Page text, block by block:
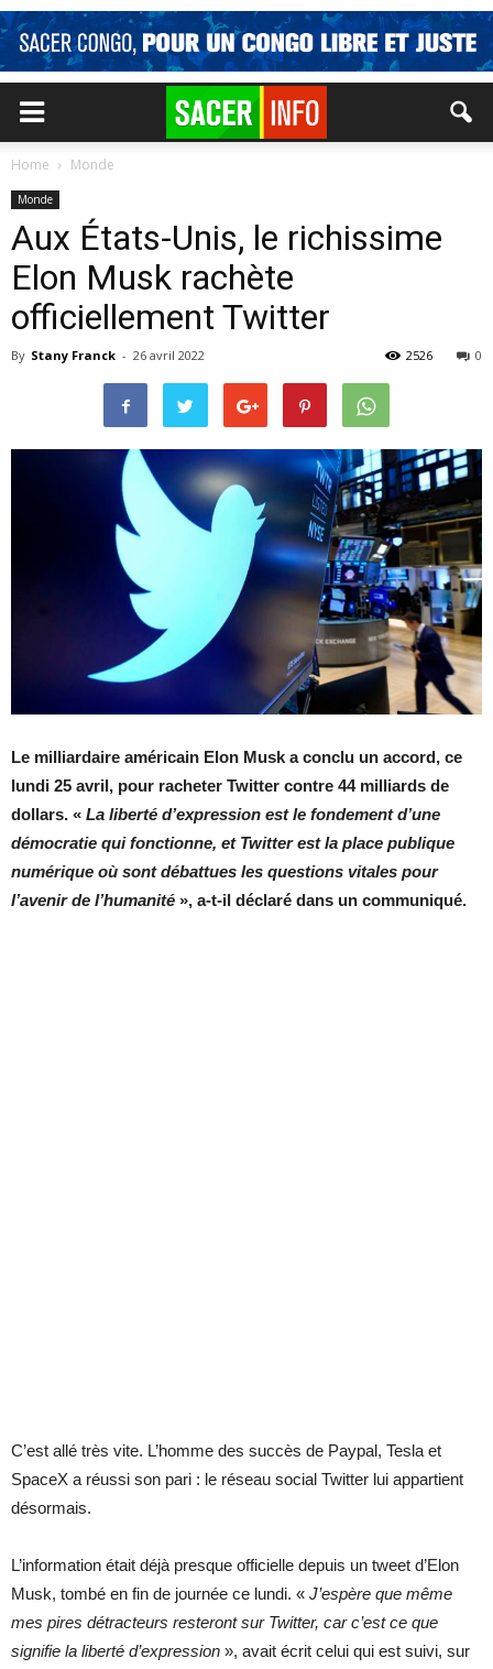
Home Monde
Monde
Aux États-Unis, le richissime
Elon Musk rachète
officiellement Twitter
By Stany Franck - 26 avril 2022 0
2526
Le milliardaire américain Elon Musk a conclu un accord, ce
lundi 25 avril, pour racheter Twitter contre 44 milliards de
dollars. « La liberté d’expression est le fondement d’une
démocratie qui fonctionne, et Twitter est la place publique
numérique où sont débattues les questions vitales pour
l’avenir de l’humanité », a-t-il déclaré dans un communiqué.
C’est allé très vite. L’homme des succès de Paypal, Tesla et
SpaceX a réussi son pari : le réseau social Twitter lui appartient
désormais.
L’information était déjà presque officielle depuis un tweet d’Elon
Musk, tombé en fin de journée ce lundi. « J’espère que même
mes pires détracteurs resteront sur Twitter, car c’est ce que
signifie la liberté d’expression », avait écrit celui qui est suivi, sur